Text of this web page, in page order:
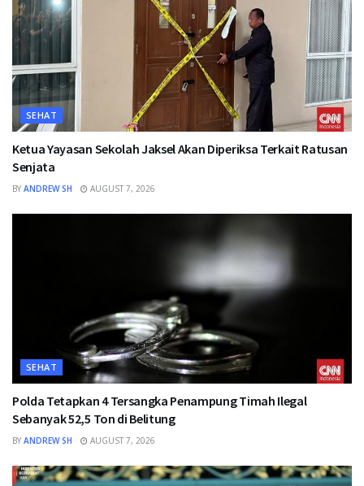
SEHAT
Ketua Yayasan Sekolah Jaksel Akan Diperiksa Terkait Ratusan
Senjata
BY ANDREW SH AUGUST 7, 2026
SEHAT
Polda Tetapkan 4 Tersangka Penampung Timah Ilegal
Sebanyak 52,5 Ton di Belitung
BY ANDREW SH AUGUST 7, 2026